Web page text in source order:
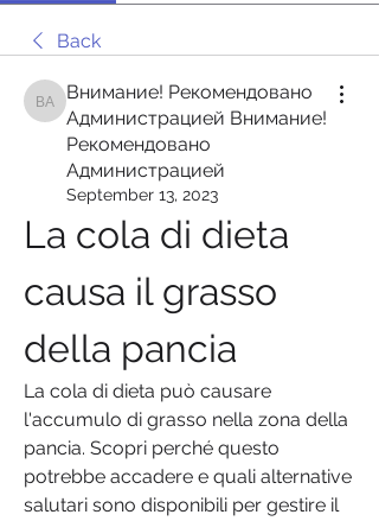
Back
Внимание! Рекомендовано Администрацией
Внимание! Рекомендовано
Администрацией Внимание!
Рекомендовано
Администрацией
September 13, 2023
La cola di dieta
causa il grasso
della pancia
La cola di dieta può causare
l'accumulo di grasso nella zona della
pancia. Scopri perché questo
potrebbe accadere e quali alternative
salutari sono disponibili per gestire il